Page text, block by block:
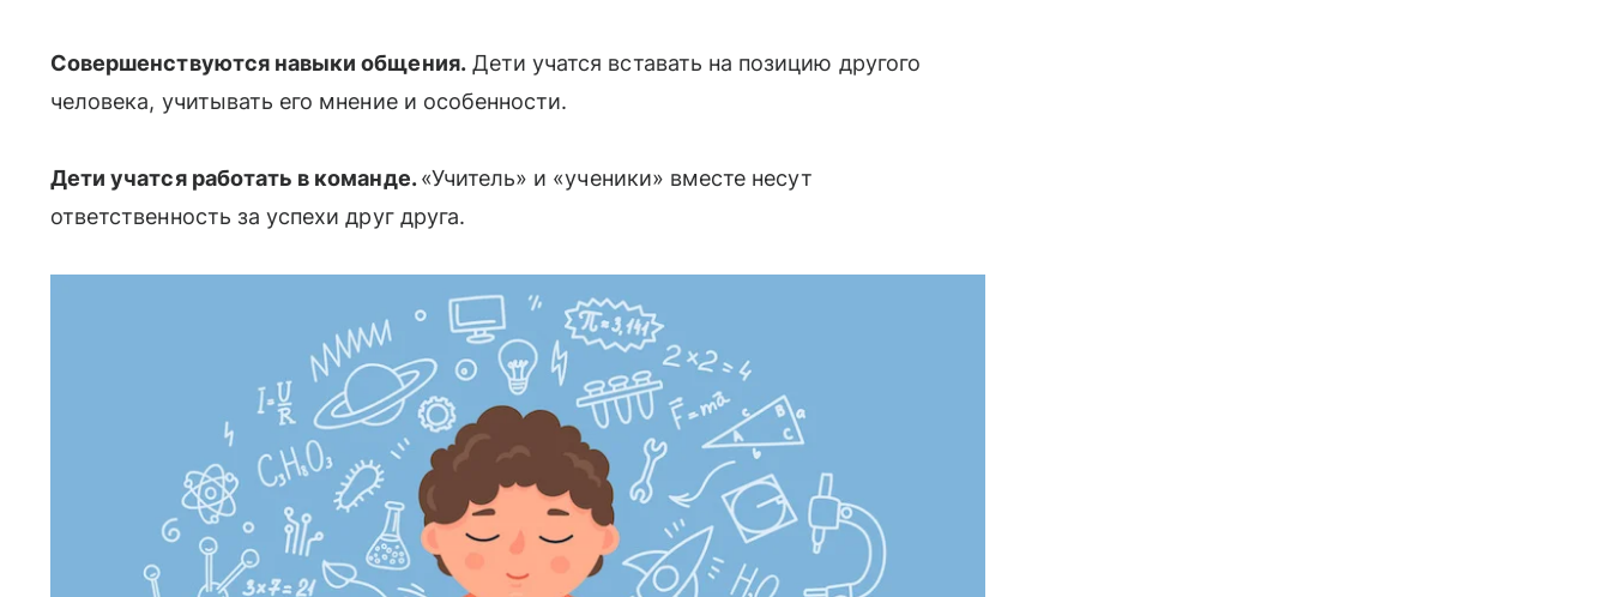
Совершенствуются навыки общения.Дети учатся вставать на позицию другого
человека, учитывать его мнение и особенности.
Дети учатся работать в команде.«Учитель» и «ученики» вместе несут
ответственность за успехи друг друга.